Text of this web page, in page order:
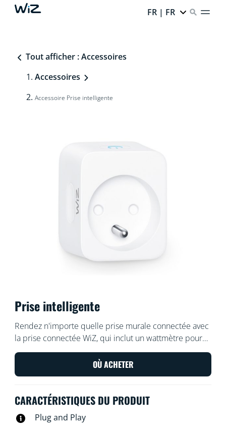
FR | FR
Tout afficher : Accessoires
Accessoires
Accessoire Prise intelligente
Prise intelligente
Rendez n'importe quelle prise murale connectée avec
la prise connectée WiZ, qui inclut un wattmètre pour
mesurer la quantité d'énergie consommée par la prise.
Contrôlez votre prise depuis l'application WiZ ou avec
votre voix : allumez et éteignez votre lampe
exemple
OÙ ACHETER
CARACTÉRISTIQUES DU PRODUIT
Plug and Play